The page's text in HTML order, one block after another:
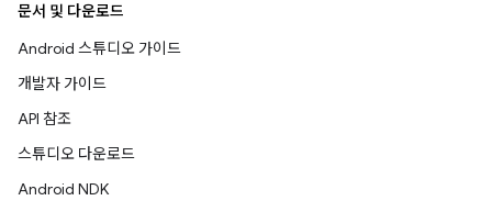
문서 및 다운로드
Android 스튜디오 가이드
개발자 가이드
API 참조
스튜디오 다운로드
Android NDK